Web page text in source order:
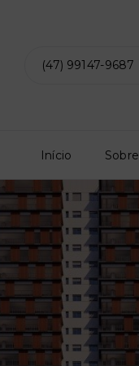
(47) 99147-9687
Início Sobre